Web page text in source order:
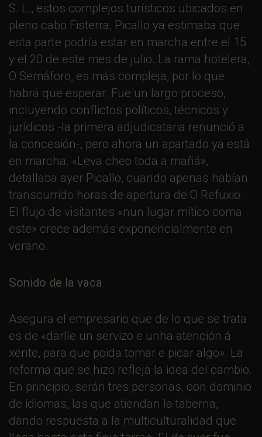
S. L., estos complejos turísticos ubicados en
pleno cabo Fisterra, Picallo ya estimaba que
esta parte podría estar en marcha entre el 15
y el 20 de este mes de julio. La rama hotelera,
O Semáforo, es más compleja, por lo que
habrá que esperar. Fue un largo proceso,
incluyendo conflictos políticos, técnicos y
jurídicos -la primera adjudicataria renunció a
la concesión-, pero ahora un apartado ya está
en marcha. «Leva cheo toda a mañá»,
detallaba ayer Picallo, cuando apenas habían
transcurrido horas de apertura de O Refuxio.
El flujo de visitantes «nun lugar mítico coma
este» crece además exponencialmente en
verano.
Sonido de la vaca
Asegura el empresario que de lo que se trata
es de «darlle un servizo e unha atención á
xente, para que poida tomar e picar algo». La
reforma que se hizo refleja la idea del cambio.
En principio, serán tres personas, con dominio
de idiomas, las que atiendan la taberna,
dando respuesta a la multiculturalidad que